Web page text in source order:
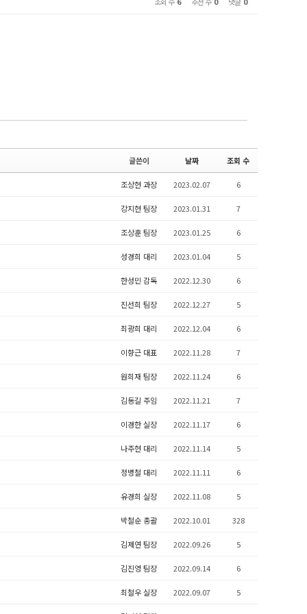
글쓴이 날짜 조회 수
조상현 과장 2023.02.07 6
강지현 팀장 2023.01.31 7
조상훈 팀장 2023.01.25 6
성경희 대리 2023.01.04 5
한성민 감독 2022.12.30 6
진선희 팀장 2022.12.27 5
최광희 대리 2022.12.04 6
이향근 대표 2022.11.28 7
원희재 팀장 2022.11.24 6
김동길 주임 2022.11.21 7
이경한 실장 2022.11.17 6
나주현 대리 2022.11.14 5
정병철 대리 2022.11.11 6
유경희 실장 2022.11.08 5
박철순 총괄 2022.10.01 328
김제연 팀장 2022.09.26 5
김진영 팀장 2022.09.14 6
최철우 실장 2022.09.07 5